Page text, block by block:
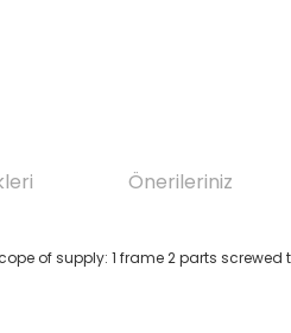
Önerileriniz
of supply: 1 frame 2 parts